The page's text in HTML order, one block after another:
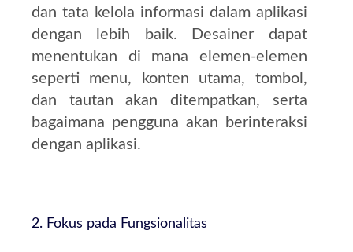
dan tata kelola informasi dalam aplikasi
dengan lebih baik. Desainer dapat
menentukan di mana elemen-elemen
seperti menu, konten utama, tombol,
dan tautan akan ditempatkan, serta
bagaimana pengguna akan berinteraksi
dengan aplikasi.
2. Fokus pada Fungsionalitas